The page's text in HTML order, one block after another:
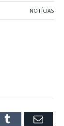
NOTÍCIAS
Tumblr Email